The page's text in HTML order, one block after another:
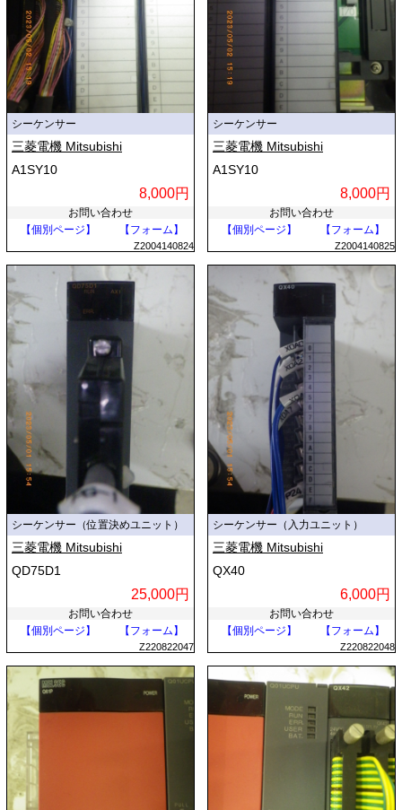
シーケンサー
三菱電機 Mitsubishi
A1SY10
8,000円
お問い合わせ
【個別ページ】
【フォーム】
Z2004140824
シーケンサー
三菱電機 Mitsubishi
A1SY10
8,000円
お問い合わせ
【個別ページ】
【フォーム】
Z2004140825
シーケンサー（位置決めユニット）
三菱電機 Mitsubishi
QD75D1
25,000円
お問い合わせ
【個別ページ】
【フォーム】
Z220822047
シーケンサー（入力ユニット）
三菱電機 Mitsubishi
QX40
6,000円
お問い合わせ
【個別ページ】
【フォーム】
Z220822048